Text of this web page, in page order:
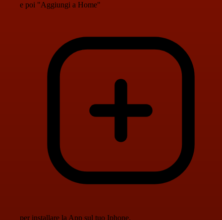
e poi "Aggiungi a Home"
per installare la App sul tuo Iphone.